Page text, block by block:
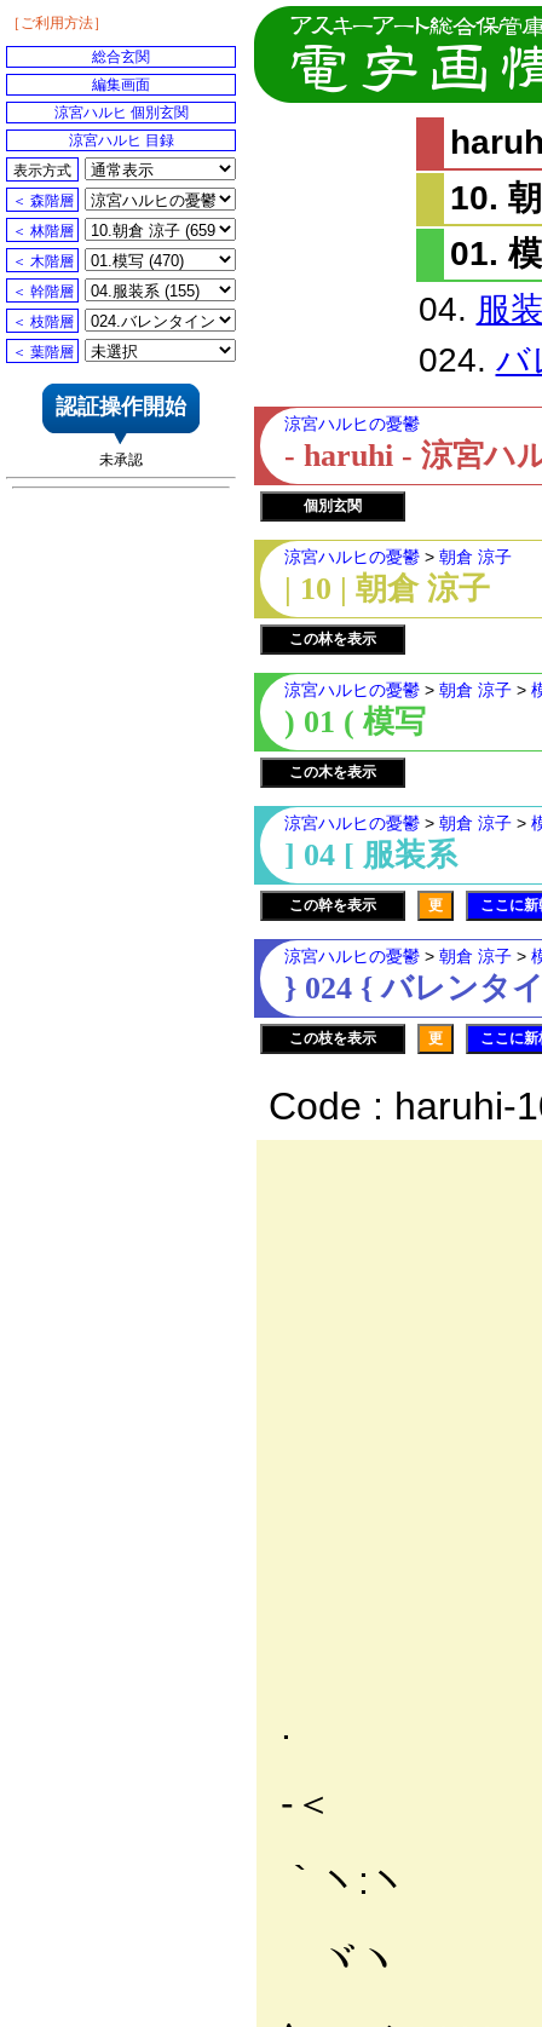
10.
01.
04. 服
024. バ
涼宮ハルヒの憂鬱
- haruhi - 涼宮ハ
個別玄関
涼宮ハルヒの憂鬱 > 朝倉 涼子
| 10 | 朝倉 涼子
この林を表示
涼宮ハルヒの憂鬱 > 朝倉 涼子 >
) 01 ( 模写
この木を表示
涼宮ハルヒの憂鬱 > 朝倉 涼子 >
] 04 [ 服装系
この幹を表示 更 ここに
涼宮ハルヒの憂鬱 > 朝倉 涼子 >
} 024 { バレンタ
この枝を表示 更 ここに
Code : haruhi-
. ム ＞
‐＜
｀ヽ:ヽ
ヾヽ
［ご利用方法］
総合玄関
編集画面
涼宮ハルヒ 個別玄関
涼宮ハルヒ 目録
表示方式
＜ 森階層
＜ 林階層
＜ 木階層
＜ 幹階層
＜ 枝階層
＜ 葉階層
認証操作開始
未承認